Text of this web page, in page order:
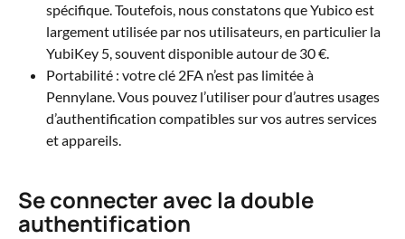
spécifique. Toutefois, nous constatons que Yubico est
largement utilisée par nos utilisateurs, en particulier la
YubiKey 5, souvent disponible autour de 30 €.
Portabilité : votre clé 2FA n’est pas limitée à
Pennylane. Vous pouvez l’utiliser pour d’autres usages
d’authentification compatibles sur vos autres services
et appareils.
Se connecter avec la double
authentification